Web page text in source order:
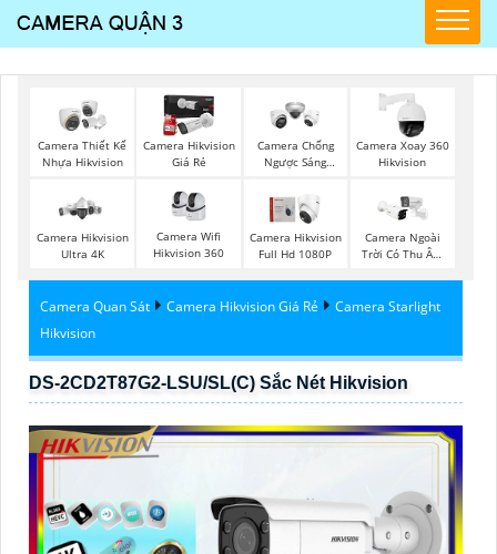
Camera Thiết Kế
Nhựa Hikvision
Camera Hikvision
Giá Rẻ
Camera Chống
Ngược Sáng
Camera Xoay 360
Hikvision
Camera Hikvision
Ultra 4K
Camera Wifi
Hikvision 360
Camera Hikvision
Full Hd 1080P
Camera Ngoài
Trời Có Thu Âm
Camera Quan Sát Camera Hikvision Giá Rẻ
Camera Starlight
Hikvision
DS-2CD2T87G2-LSU/SL(C) Sắc Nét Hikvision